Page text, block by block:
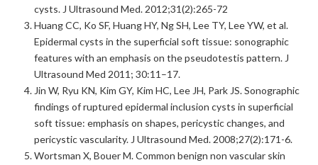
cysts. J Ultrasound Med. 2012;31(2):265-72
Huang CC, Ko SF, Huang HY, Ng SH, Lee TY, Lee YW, et al.
Epidermal cysts in the superficial soft tissue: sonographic
features with an emphasis on the pseudotestis pattern. J
Ultrasound Med 2011; 30:11–17.
Jin W, Ryu KN, Kim GY, Kim HC, Lee JH, Park JS. Sonographic
findings of ruptured epidermal inclusion cysts in superficial
soft tissue: emphasis on shapes, pericystic changes, and
pericystic vascularity. J Ultrasound Med. 2008;27(2):171-6.
Wortsman X, Bouer M. Common benign non vascular skin